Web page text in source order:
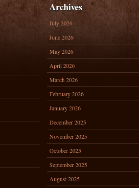
Archives
July 2026
June 2026
May 2026
April 2026
March 2026
February 2026
January 2026
December 2025
November 2025
October 2025
September 2025
August 2025